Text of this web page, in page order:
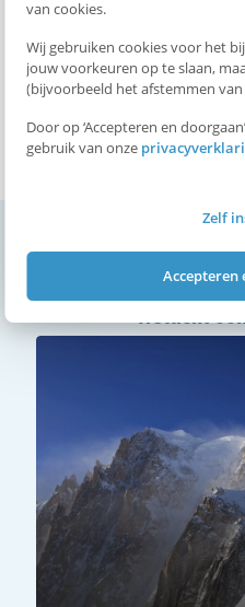
van cookies.
Wij gebruiken cookies voor het
jouw voorkeuren op te slaan,
(bijvoorbeeld het afstemmen
Door op ‘Accepteren en
gebruik van onze
Zelf
Accepteren
FIT DE BERGEN IN
Toerskiën Sneeuwschoenwandelen